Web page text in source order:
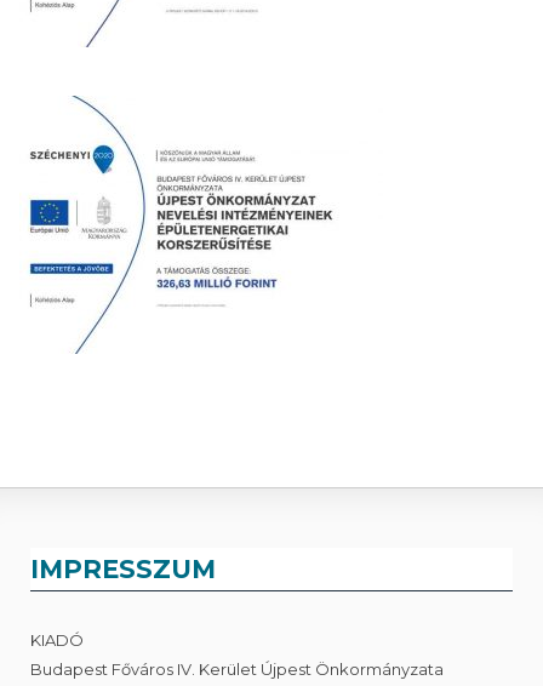
IMPRESSZUM
KIADÓ
Budapest Főváros IV. Kerület Újpest Önkormányzata